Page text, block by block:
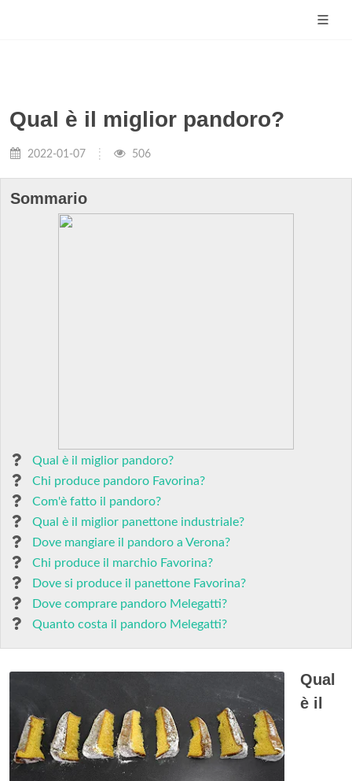
Qual è il miglior pandoro?
2022-01-07 506
Sommario
Qual è il miglior pandoro?
Chi produce pandoro Favorina?
Com'è fatto il pandoro?
Qual è il miglior panettone industriale?
Dove mangiare il pandoro a Verona?
Chi produce il marchio Favorina?
Dove si produce il panettone Favorina?
Dove comprare pandoro Melegatti?
Quanto costa il pandoro Melegatti?
Qual
è il